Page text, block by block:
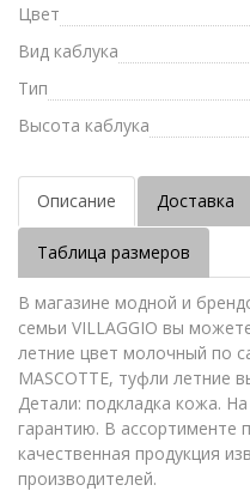
Цвет
Вид каблука
Тип
Высота каблука
Описание Доставка
Таблица размеров
В магазине модной и
семьи VILLAGGIO вы
летние цвет молочный по
MASCOTTE, туфли летние
Детали: подкладка кожа.
гарантию. В ассортименте
качественная продукция
производителей.